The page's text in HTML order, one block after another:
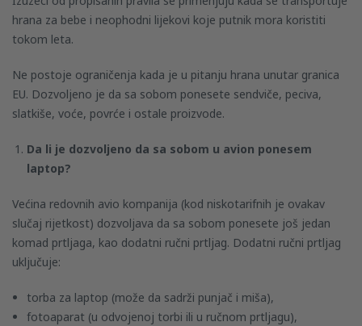
hrana za bebe i neophodni lijekovi koje putnik mora koristiti
tokom leta.
Ne postoje ograničenja kada je u pitanju hrana unutar granica
EU. Dozvoljeno je da sa sobom ponesete sendviče, peciva,
slatkiše, voće, povrće i ostale proizvode.
Da li je dozvoljeno da sa sobom u avion ponesem
laptop?
Većina redovnih avio kompanija (kod niskotarifnih je ovakav
slučaj rijetkost) dozvoljava da sa sobom ponesete još jedan
komad prtljaga, kao dodatni ručni prtljag. Dodatni ručni prtljag
uključuje:
torba za laptop (može da sadrži punjač i miša),
fotoaparat (u odvojenoj torbi ili u ručnom prtljagu),